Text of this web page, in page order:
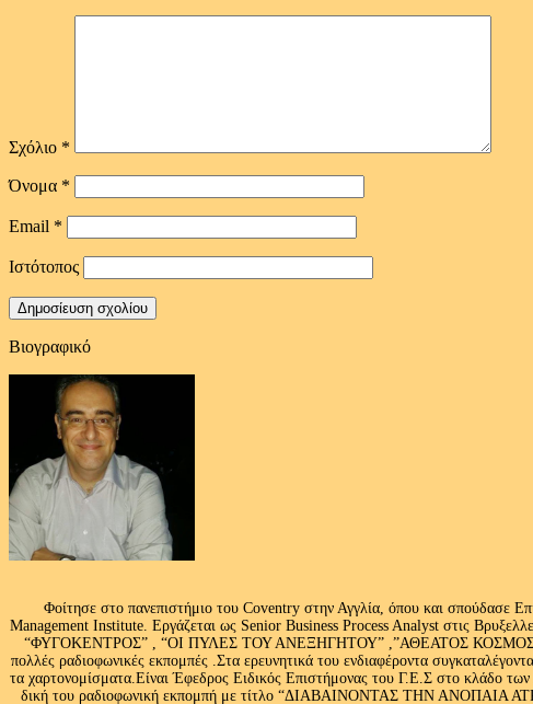
Σχόλιο *
Όνομα *
Email *
Ιστότοπος
Βιογραφικό
Φοίτησε στο πανεπιστήμιο του Coventry στην Αγγλία, όπου και σπούδασε
Management Institute. Εργάζεται ως Senior Business Process Analyst στις
“ΦΥΓΟΚΕΝΤΡΟΣ” , “ΟΙ ΠΥΛΕΣ ΤΟΥ ΑΝΕΞΗΓΗΤΟΥ” ,”ΑΘΕΑΤΟΣ
πολλές ραδιοφωνικές εκπομπές .Στα ερευνητικά του ενδιαφέροντα
τα χαρτονομίσματα.Είναι Έφεδρος Ειδικός Επιστήμονας του Γ.Ε.Σ στο κλάδο
δική του ραδιοφωνική εκπομπή με τίτλο “ΔΙΑΒΑΙΝΟΝΤΑΣ ΤΗΝ ΑΝΟΠΑΙΑ